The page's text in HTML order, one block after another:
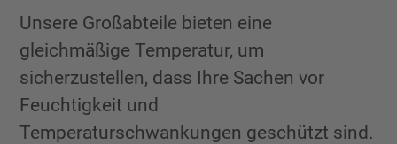
Unsere Großabteile bieten eine
gleichmäßige Temperatur, um
sicherzustellen, dass Ihre Sachen vor
Feuchtigkeit und
Temperaturschwankungen geschützt sind.